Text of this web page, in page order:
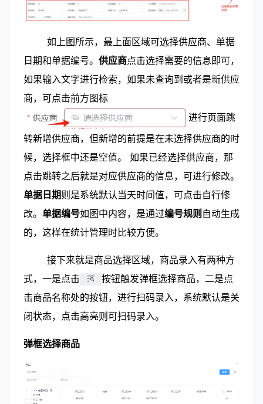
日期和单据编号。 供应商点击选择需要的信息即可，
如果输入文字进行检索，如果未查询到或者是新供应
商，可点击前方图标
进行页面跳
转新增供应商，但新增的前提是在未选择供应商的时
候，选择框中还是空值。 如果已经选择供应商，那
点击跳转之后就是对应供应商的信息，可进行修改。
单据日期则是系统默认当天时间值，可点击自行修
改。 单据编号如图中内容，是通过编号规则 自动生成
的，这样在统计管理时比较方便。
式，一是点击
按钮触发弹框选择商品，二是点
击商品名称处的按钮，进行扫码录入，系统默认是关
闭状态，点击高亮则可扫码录入。
弹框选择商品